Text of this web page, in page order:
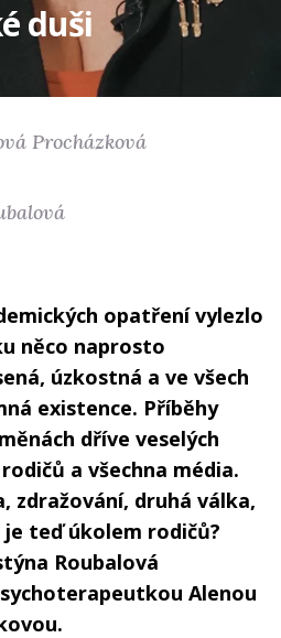
duši
Procházková
opatření vylezlo
něco naprosto
úzkostná a ve všech
existence. Příběhy
dříve veselých
a všechna média.
zdražování, druhá válka,
teď úkolem rodičů?
Roubalová
Alenou